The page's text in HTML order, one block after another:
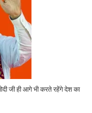
जी ही आगे भी करते रहेंगे देश का